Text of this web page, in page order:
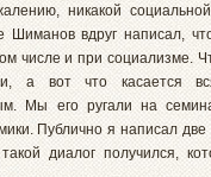
никакой
Шиманов вдруг написал,
числе и при социализме.
а вот что касается
Мы его ругали на
Публично я написал две
диалог получился,